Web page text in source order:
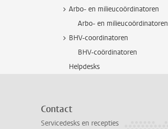
Arbo- en milieucoördinatoren
Arbo- en milieucoördinatoren
BHV-coordinatoren
BHV-coördinatoren
Helpdesks
Contact
Servicedesks en recepties